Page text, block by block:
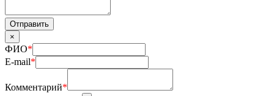
×
ФИО*
E-mail*
Комментарий*